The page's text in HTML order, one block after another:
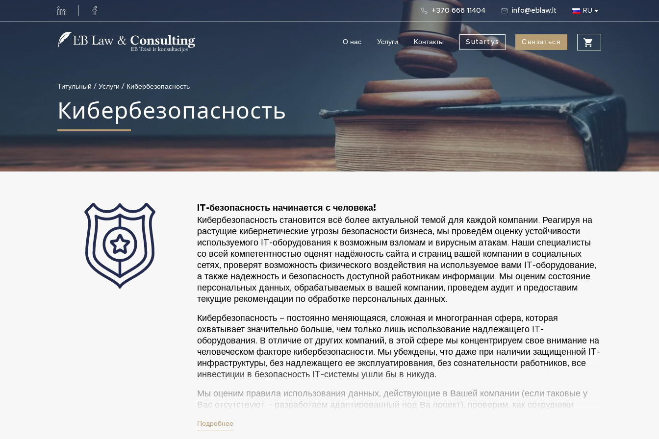
+370 666 11404 info@eblaw.lt RU
Основная навигация О нас Услуги Kонтакты Sutartys Связаться
Титульный / Услуги / Кибербезопасность
Кибербезопасность
IT-безопасность начинается с человека!
Кибербезопасность становится всё более актуальной темой для каждой компании. Реагируя на
растущие кибернетические угрозы безопасности бизнеса, мы проведём оценку устойчивости
используемого IT-оборудования к возможным взломам и вирусным атакам. Наши специалисты
со всей компетентностью оценят надёжность сайта и страниц вашей компании в социальных
сетях, проверят возможность физического воздействия на используемое вами IT-оборудование,
а также надежность и безопасность доступной работникам информации. Мы оценим состояние
персональных данных, обрабатываемых в вашей компании, проведем аудит и предоставим
текущие рекомендации по обработке персональных данных.
Кибербезопасность – постоянно меняющаяся, сложная и многогранная сфера, которая
охватывает значительно больше, чем только лишь использование надлежащего IT-
оборудования. В отличие от других компаний, в этой сфере мы концентрируем свое внимание на
человеческом факторе кибербезопасности. Мы убеждены, что даже при наличии защищенной IT-
инфраструктуры, без надлежащего ее эксплуатирования, без сознательности работников, все
инвестиции в безопасность IT-системы ушли бы в никуда.
Мы оценим правила использования данных, действующие в Вашей компании (если таковые у
Вас отсутствуют – разработаем адаптированный под Ва проект), проверим, как сотрудники
подозрительные действия системы, мы оценим способность персонала идентифицировать
Подробнее